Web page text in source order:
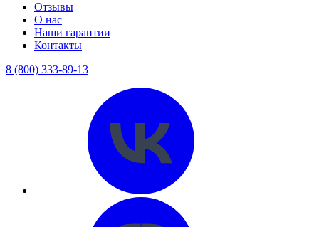
Отзывы
О нас
Наши гарантии
Контакты
8 (800) 333-89-13